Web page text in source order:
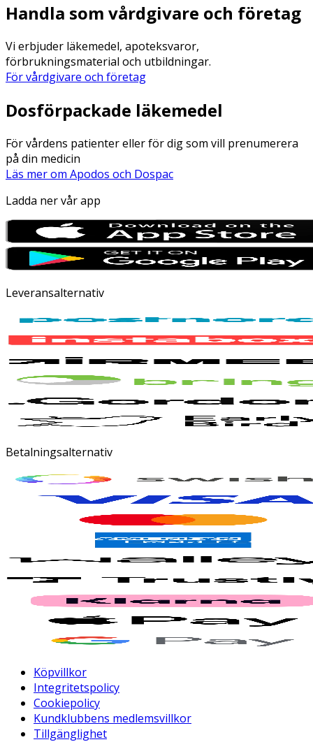
Handla som vårdgivare och företag
Vi erbjuder läkemedel, apoteksvaror,
förbrukningsmaterial och utbildningar.
För vårdgivare och företag
Dosförpackade läkemedel
För vårdens patienter eller för dig som vill prenumerera
på din medicin
Läs mer om Apodos och Dospac
Ladda ner vår app
Leveransalternativ
Betalningsalternativ
Köpvillkor
Integritetspolicy
Cookiepolicy
Kundklubbens medlemsvillkor
Tillgänglighet